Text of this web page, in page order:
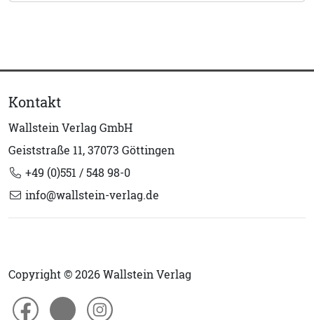
Kontakt
Wallstein Verlag GmbH
Geiststraße 11, 37073 Göttingen
+49 (0)551 / 548 98-0
info@wallstein-verlag.de
Copyright © 2026 Wallstein Verlag